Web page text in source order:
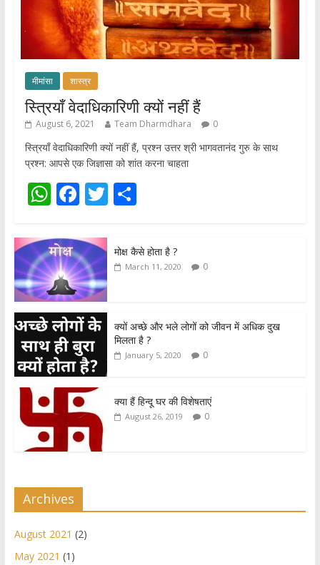
मीमांसा शास्त्र
स्त्रियाँ वेदाधिकारिणी क्यों नहीं हैं
August 6, 2021 Team Dharmdhara 0
स्त्रियाँ वेदाधिकारिणी क्यों नहीं हैं, प्रश्न उत्तर श्री भागवतानंद गुरु के साथ
प्रश्न: आपसे एक जिज्ञासा को शांत करना चाहता
W
at
s
A
p
p
F
e
b
o
o
k
T
itt
er
S
ar
e
मोक्ष कैसे होता है ?
March 11, 2020 0
क्यों अच्छे और भले लोगों को जीवन में अधिक दुख
मिलता है ?
January 5, 2020 0
क्या हैं हिन्दू घर की विशेषताएं
August 26, 2019 0
Archives
August 2021 (2)
May 2021 (1)